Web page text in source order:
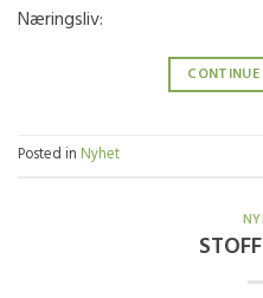
Næringsliv:
Posted in Nyhet